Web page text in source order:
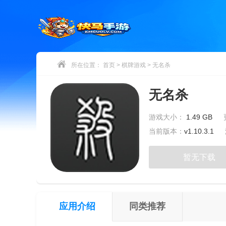
所在位置： 首页 > 棋牌游戏 > 无名杀
无名杀
游戏大小： 1.49 GB
当前版本： v1.10.3.1
暂无下载
应用介绍 同类推荐